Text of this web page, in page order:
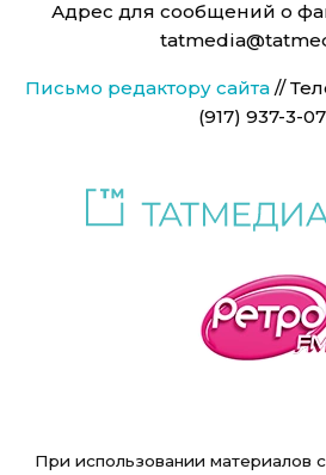
Адрес для сообщений о
Письмо редактору сайта //
(917) 937-3-
При использовании материалов